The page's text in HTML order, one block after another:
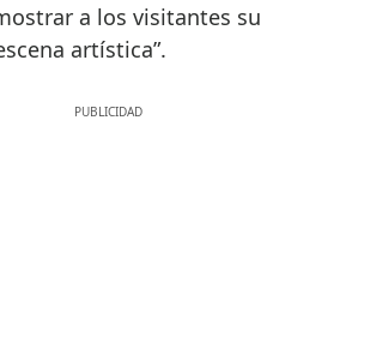
a los visitantes su
artística”.